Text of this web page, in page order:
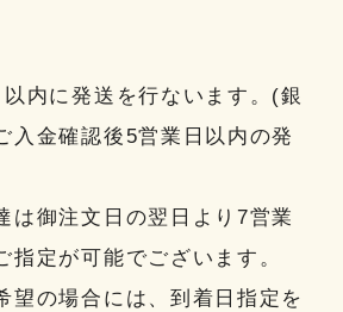
内に発送を行ないます。(銀
入金確認後5営業日以内の発
は御注文日の翌日より7営業
指定が可能でございます。
望の場合には、到着日指定を